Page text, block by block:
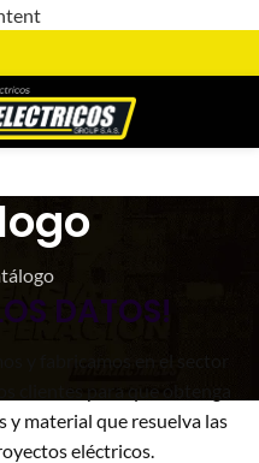
DATOS!
y material que resuelva las
eléctricos.